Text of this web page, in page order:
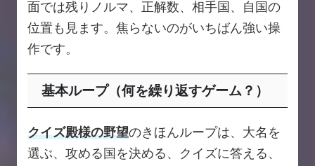
面では残りノルマ、正解数、相手国、自国の
位置も見ます。焦らないのがいちばん強い操
作です。
基本ループ（何を繰り返すゲーム？）
クイズ殿様の野望のきほんループは、大名を
選ぶ、攻める国を決める、クイズに答える、